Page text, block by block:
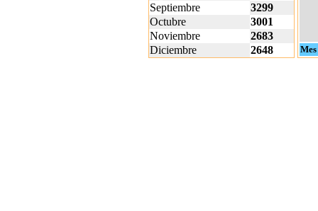
Septiembre
3299
Octubre
3001
Noviembre
2683
Diciembre
2648 Mes